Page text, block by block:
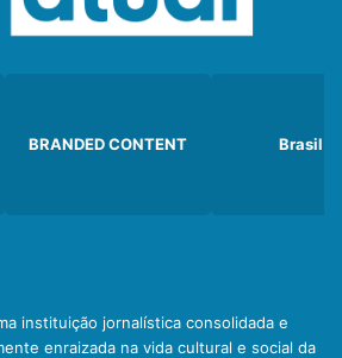
BRANDED CONTENT Brasil
instituição jornalística consolidada e
enraizada na vida cultural e social da